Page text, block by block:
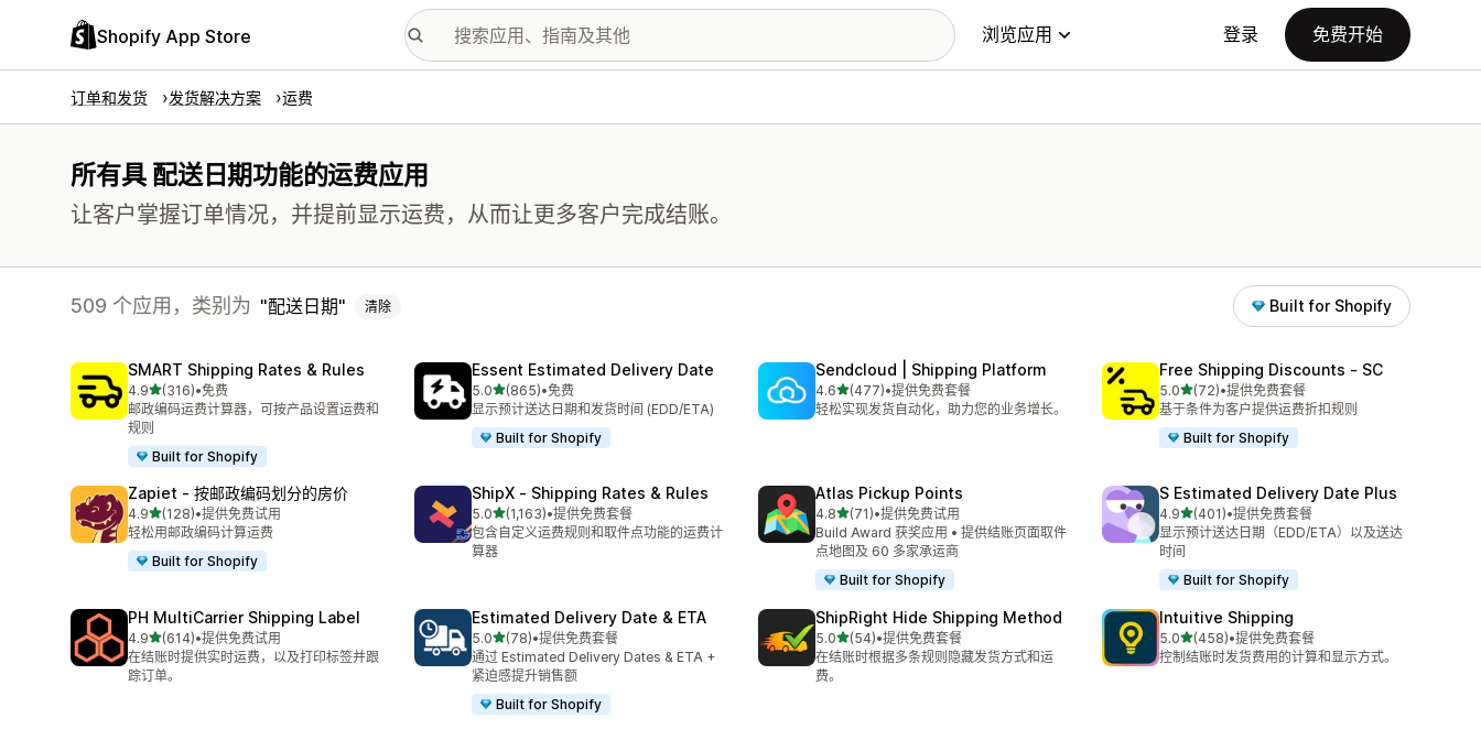
Shopify App Store 浏览应用 登录 免费开始
订单和发货 发货解决方案 运费
所有具 配送日期功能的运费应用
让客户掌握订单情况，并提前显示运费，从而让更多客户完成结账。
509 个应用，类别为 配送日期 清除 Built for Shopify
SMART Shipping Rates & Rules
4.9星（满分 5 星）
(316)
总共 316 条评论
•免费
邮政编码运费计算器，可按产品设置运费和
规则
Built for Shopify
Essent Estimated Delivery Date
5.0星（满分 5 星）
(865)
总共 865 条评论
•免费
显示预计送达日期和发货时间 (EDD/ETA)
Built for Shopify
Sendcloud | Shipping Platform
4.6星（满分 5 星）
(477)
总共 477 条评论
•提供免费套餐
轻松实现发货自动化，助力您的业务增长。
Free Shipping Discounts ‑ SC
5.0星（满分 5 星）
(72)
总共 72 条评论
•提供免费套餐
基于条件为客户提供运费折扣规则
Built for Shopify
Zapiet ‑ 按邮政编码划分的房价
4.9星（满分 5 星）
(128)
总共 128 条评论
•提供免费试用
轻松用邮政编码计算运费
Built for Shopify
ShipX ‑ Shipping Rates & Rules
5.0星（满分 5 星）
(1,163)
总共 1163 条评论
•提供免费套餐
包含自定义运费规则和取件点功能的运费计
算器
Atlas Pickup Points
4.8星（满分 5 星）
(71)
总共 71 条评论
•提供免费试用
Build Award 获奖应用 • 提供结账页面取件
点地图及 60 多家承运商
Built for Shopify
S Estimated Delivery Date Plus
4.9星（满分 5 星）
(401)
总共 401 条评论
•提供免费套餐
显示预计送达日期（EDD/ETA）以及送达
时间
Built for Shopify
PH MultiCarrier Shipping Label
4.9星（满分 5 星）
(614)
总共 614 条评论
•提供免费试用
在结账时提供实时运费，以及打印标签并跟
踪订单。
Estimated Delivery Date & ETA
5.0星（满分 5 星）
(78)
总共 78 条评论
•提供免费套餐
通过 Estimated Delivery Dates & ETA +
紧迫感提升销售额
Built for Shopify
ShipRight Hide Shipping Method
5.0星（满分 5 星）
(54)
总共 54 条评论
•提供免费套餐
在结账时根据多条规则隐藏发货方式和运
费。
Intuitive Shipping
5.0星（满分 5 星）
(458)
总共 458 条评论
•提供免费套餐
控制结账时发货费用的计算和显示方式。